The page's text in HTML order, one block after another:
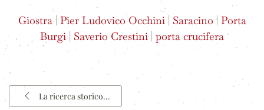
Giostra|Pier Ludovico Occhini| Saracino | Porta
Burgi
Saverio Crestini porta crucifera
La ricerca storico…